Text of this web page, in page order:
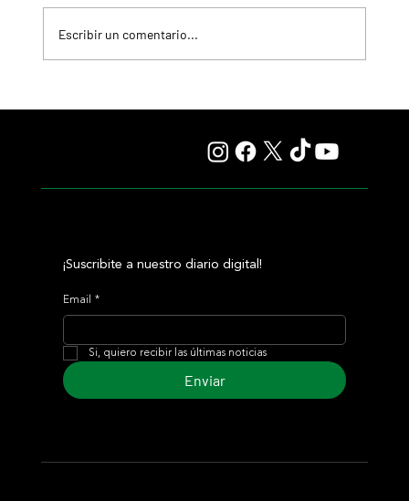
Escribir un comentario...
¡Suscribite a nuestro diario digital!
Email *
Si, quiero recibir las últimas noticias
Enviar